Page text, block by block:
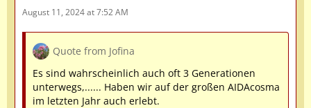
August 11, 2024 at 7:52 AM
Quote from Jofina
Es sind wahrscheinlich auch oft 3 Generationen
unterwegs,...... Haben wir auf der großen AIDAcosma
im letzten Jahr auch erlebt.